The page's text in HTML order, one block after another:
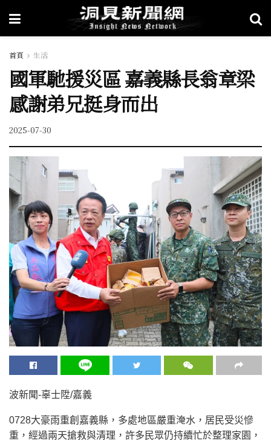
首頁 生活
國軍馳援災區 嘉義縣長翁章梁
感謝弟兄挺身而出
2025-07-30
波新聞-辜士陞/嘉義
0728大豪雨重創嘉義縣，多處地區嚴重淹水，居民受災慘
重，經過兩天搶救與清理，許多民眾仍持續忙於整理家園，